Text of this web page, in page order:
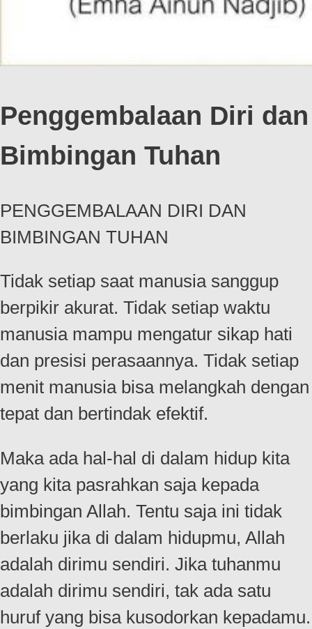
Penggembalaan Diri dan
Bimbingan Tuhan
PENGGEMBALAAN DIRI DAN
BIMBINGAN TUHAN
Tidak setiap saat manusia sanggup
berpikir akurat. Tidak setiap waktu
manusia mampu mengatur sikap hati
dan presisi perasaannya. Tidak setiap
menit manusia bisa melangkah dengan
tepat dan bertindak efektif.
Maka ada hal-hal di dalam hidup kita
yang kita pasrahkan saja kepada
bimbingan Allah. Tentu saja ini tidak
berlaku jika di dalam hidupmu, Allah
adalah dirimu sendiri. Jika tuhanmu
adalah dirimu sendiri, tak ada satu
huruf yang bisa kusodorkan kepadamu.